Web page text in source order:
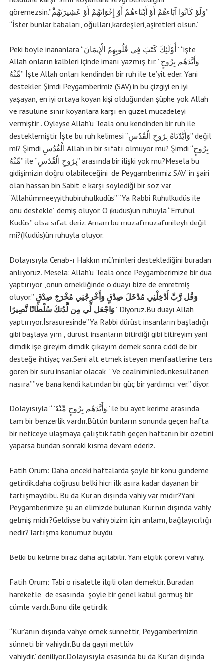
göremezsin.”وَلَوْ كَانُوا آبَاءهُمْ أَوْ أَبْنَاءهُمْ أَوْ إِخْوَانَهُمْ أَوْ عَشِيرَتَهُم”
“İster bunlar babaları, oğulları,kardeşleri,aşiretleri olsun.”
Peki böyle inananlara “أُوْلَئِكَ كَتَبَ فِي قُلُوبِهِمُ الْإِيمَانَ” “işte
Allah onların kalbleri içinde imanı yazmış tır. ”وَأَيَّدَهُم بِرُوحٍ
مِّنْهُ” İşte Allah onları kendinden bir ruh ile te’yit eder. Yani
destekler. Şimdi Peygamberimiz (SAV)’in bu çizgiyi en iyi
yaşayan, en iyi ortaya koyan kişi olduğundan şüphe yok. Allah
ve rasulüne sınır koyanlara karşı en güzel mücadeleyi
vermiştir . Öyleyse Allah’u Teala onu kendinden bir ruh ile
desteklemiştir. İşte bu ruh kelimesi “وَأَيَّدْنَاهُ بِرُوحِ الْقُدُسِ” değil
mi? Şimdi الْقُدُسِ Allah’ın bir sıfatı olmuyor mu? Şimdi “بِرُوحٍ
مِّنْهُ” ile “بِرُوحِ الْقُدُسِ” arasında bir ilişki yok mu?Mesela bu
gidişimizin doğru olabileceğini de Peygamberimiz SAV ‘in şairi
olan hassan bin Sabit’ e karşı söylediği bir söz var
“Allahümmeeyyithubiruhulkudüs” “Ya Rabbi Ruhulkudüs ile
onu destekle” demiş oluyor. O (kudüs)ün ruhuyla “Erruhul
Kudüs” olsa sıfat deriz. Amam bu muzafmuzafunileyh değil
mi?(Kudüs)ün ruhuyla oluyor.
Dolayısıyla Cenab-ı Hakkın mü’minleri desteklediğini buradan
anlıyoruz. Mesela: Allah’u Teala önce Peygamberimize bir dua
yaptırıyor ,onun örnekliğinde o duayı bize de emretmiş
oluyor.” وَقُل رَّبِّ أَدْخِلْنِي مُدْخَلَ صِدْقٍ وَأَخْرِجْنِي مُخْرَجَ صِدْقٍ
وَاجْعَل لِّي مِن لَّدُنكَ سُلْطَانًا نَّصِيرًا.” Diyoruz.Bu duayı Allah
yaptırıyor.İsrasuresinde”Ya Rabbi dürüst insanların başladığı
gibi başlaya yım , dürüst insanların bitirdiği gibi bitireyim yani
dimdik işe gireyim dimdik çıkayım demek sonra ciddi de bir
desteğe ihtiyaç var.Seni alt etmek isteyen menfaatlerine ters
gören bir sürü insanlar olacak “Ve cealniminledünkesultanen
nasıra””ve bana kendi katından bir güç bir yardımcı ver.” diyor.
Dolayısıyla “”وَأَيَّدَهُم بِرُوحٍ مِّنْهُ.”ile bu ayet kerime arasında
tam bir benzerlik vardır.Bütün bunların sonunda geçen hafta
bir neticeye ulaşmaya çalıştık.fatih geçen haftanın bir özetini
yaparsa bundan sonraki kısma devam ederiz.
Fatih Orum: Daha önceki haftalarda şöyle bir konu gündeme
getirdik.daha doğrusu belki hicri ilk asıra kadar dayanan bir
tartışmaydıbu. Bu da Kur’an dışında vahiy var mıdır?Yani
Peygamberimize şu an elimizde bulunan Kur’nın dışında vahiy
gelmiş midir?Geldiyse bu vahiy bizim için anlamı, bağlayıcılığı
nedir?Tartışma konumuz buydu.
Belki bu kelime biraz daha açılabilir. Yani elçilik görevi vahiy.
Fatih Orum: Tabi o risaletle ilgili olan demektir. Buradan
hareketle de esasında şöyle bir genel kabul görmüş bir
cümle vardı.Bunu dile getirdik.
“Kur’anın dışında vahye örnek sünnettir, Peygamberimizin
sünneti bir vahiydir.Bu da gayri metlüv
vahiydir.”deniliyor.Dolayısıyla esasında bu da Kur’an dışında